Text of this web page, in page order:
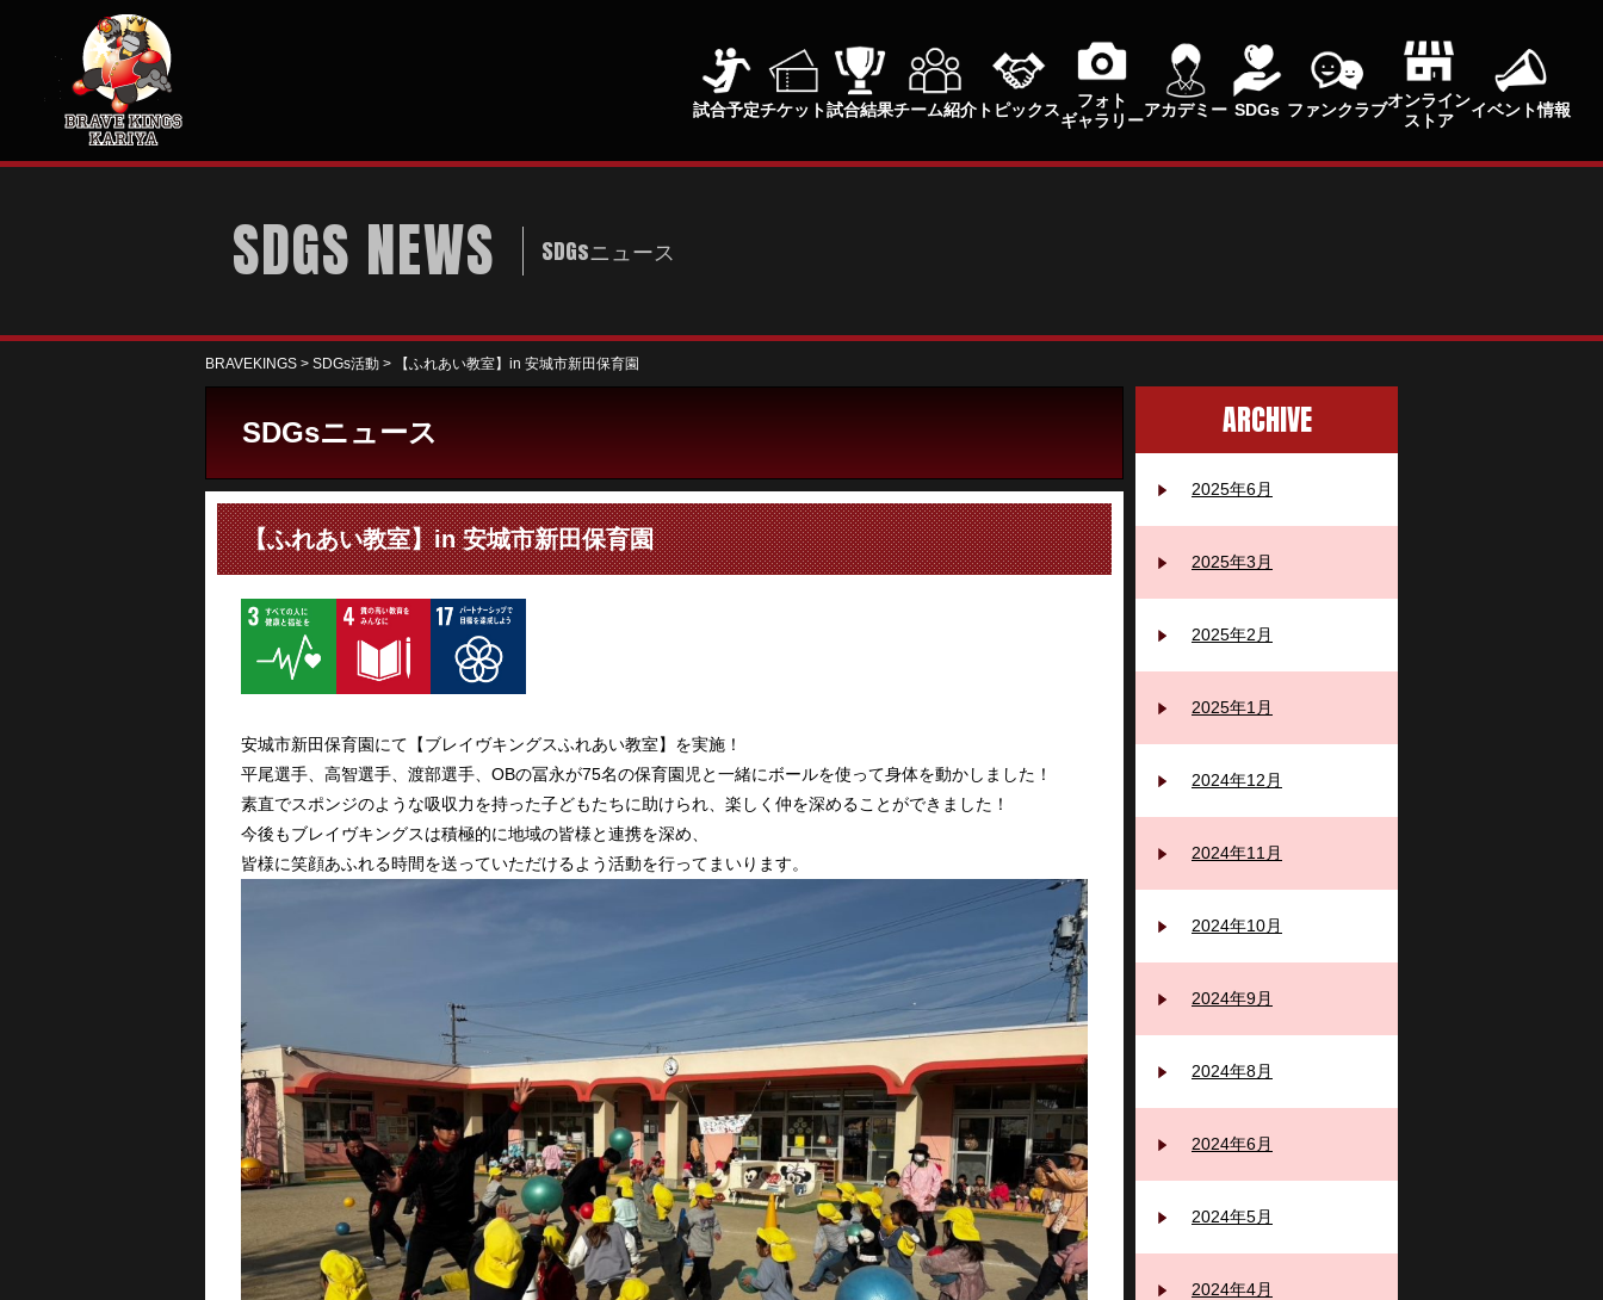
試合予定チケット試合結果チーム紹介 トピックス
フォト
ギャラリー
アカデミー SDGs ファンクラブ
オンライン
ストア
イベント情報
SDGS NEWS SDGsニュース
BRAVEKINGS > SDGs活動 > 【ふれあい教室】in 安城市新田保育園
SDGsニュース
【ふれあい教室】in 安城市新田保育園
安城市新田保育園にて【ブレイヴキングスふれあい教室】を実施！
平尾選手、高智選手、渡部選手、OBの冨永が75名の保育園児と一緒にボールを使って身体を動かしました！
素直でスポンジのような吸収力を持った子どもたちに助けられ、楽しく仲を深めることができました！
今後もブレイヴキングスは積極的に地域の皆様と連携を深め、
皆様に笑顔あふれる時間を送っていただけるよう活動を行ってまいります。
ARCHIVE
2025年6月
2025年3月
2025年2月
2025年1月
2024年12月
2024年11月
2024年10月
2024年9月
2024年8月
2024年6月
2024年5月
2024年4月